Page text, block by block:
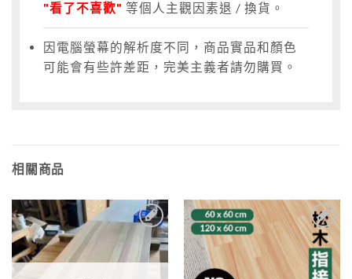
"看了不喜歡" 等個人主觀因素退 / 換貨。
因電腦螢幕的解析度不同，商品實品和顏色
可能會有些許差距，完美主義者請勿購買。
相關商品
加入
到收
藏清
單
加入
到收
藏清
單
2